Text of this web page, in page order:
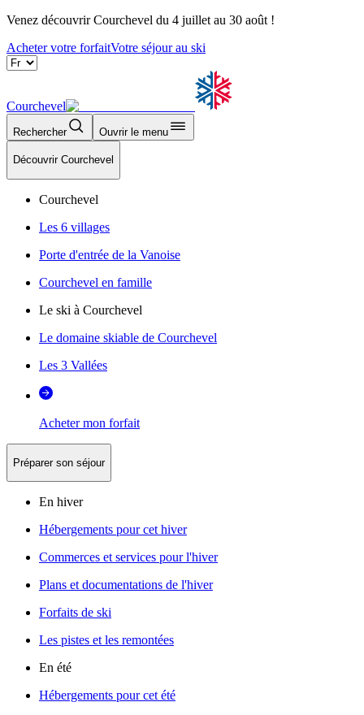
Venez découvrir Courchevel du 4 juillet au 30 août !
Acheter votre forfaitVotre séjour au ski
Courchevel
Rechercher Ouvrir le menu
Découvrir Courchevel
Courchevel
Les 6 villages
Porte d'entrée de la Vanoise
Courchevel en famille
Le ski à Courchevel
Le domaine skiable de Courchevel
Les 3 Vallées
Acheter mon forfait
Préparer son séjour
En hiver
Hébergements pour cet hiver
Commerces et services pour l'hiver
Plans et documentations de l'hiver
Forfaits de ski
Les pistes et les remontées
En été
Hébergements pour cet été